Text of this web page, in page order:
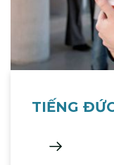
TIẾNG